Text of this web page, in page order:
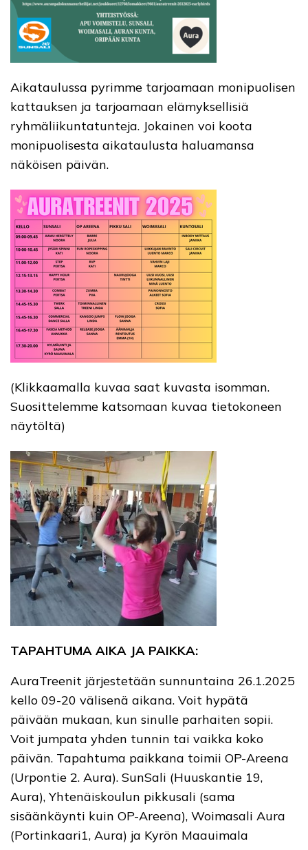
Aikataulussa pyrimme tarjoamaan monipuolisen
kattauksen ja tarjoamaan elämyksellisiä
ryhmäliikuntatunteja. Jokainen voi koota
monipuolisesta aikataulusta haluamansa
näköisen päivän.
(Klikkaamalla kuvaa saat kuvasta isomman.
Suosittelemme katsomaan kuvaa tietokoneen
näytöltä)
TAPAHTUMA AIKA JA PAIKKA:
AuraTreenit järjestetään sunnuntaina 26.1.2025
kello 09-20 välisenä aikana. Voit hypätä
päivään mukaan, kun sinulle parhaiten sopii.
Voit jumpata yhden tunnin tai vaikka koko
päivän. Tapahtuma paikkana toimii OP-Areena
(Urpontie 2. Aura). SunSali (Huuskantie 19,
Aura), Yhtenäiskoulun pikkusali (sama
sisäänkäynti kuin OP-Areena), Woimasali Aura
(Portinkaari1, Aura) ja Kyrön Maauimala